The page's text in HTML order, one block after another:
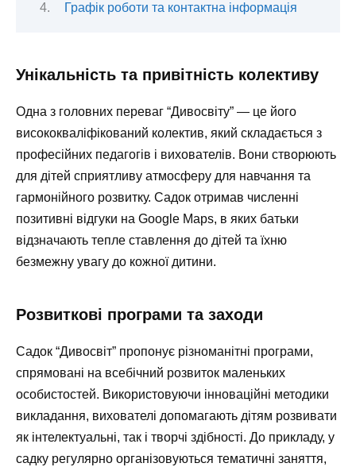
Графік роботи та контактна інформація
Унікальність та привітність колективу
Одна з головних переваг “Дивосвіту” — це його
висококваліфікований колектив, який складається з
професійних педагогів і вихователів. Вони створюють
для дітей сприятливу атмосферу для навчання та
гармонійного розвитку. Садок отримав численні
позитивні відгуки на Google Maps, в яких батьки
відзначають тепле ставлення до дітей та їхню
безмежну увагу до кожної дитини.
Розвиткові програми та заходи
Садок “Дивосвіт” пропонує різноманітні програми,
спрямовані на всебічний розвиток маленьких
особистостей. Використовуючи інноваційні методики
викладання, вихователі допомагають дітям розвивати
як інтелектуальні, так і творчі здібності. До прикладу, у
садку регулярно організовуються тематичні заняття,